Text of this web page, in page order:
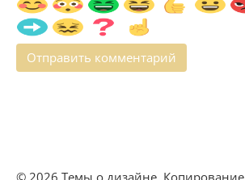
© 2026 Темы о дизайне. Копирование